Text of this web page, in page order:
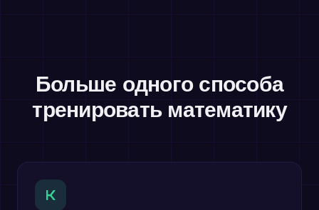
Больше одного способа
тренировать математику
K